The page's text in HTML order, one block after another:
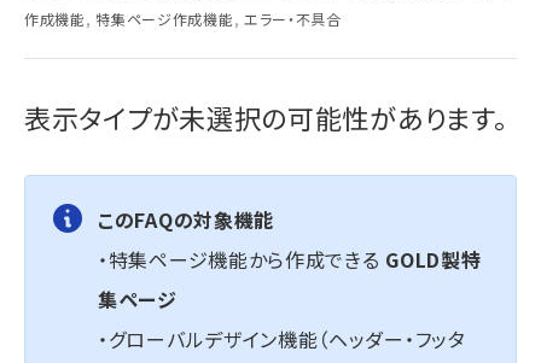
作成機能,特集ページ作成機能, エラー・不具合
表示タイプが未選択の可能性があります。
このFAQの対象機能
・特集ページ機能から作成できる GOLD製特
集ページ
・グローバルデザイン機能（ヘッダー・フッタ